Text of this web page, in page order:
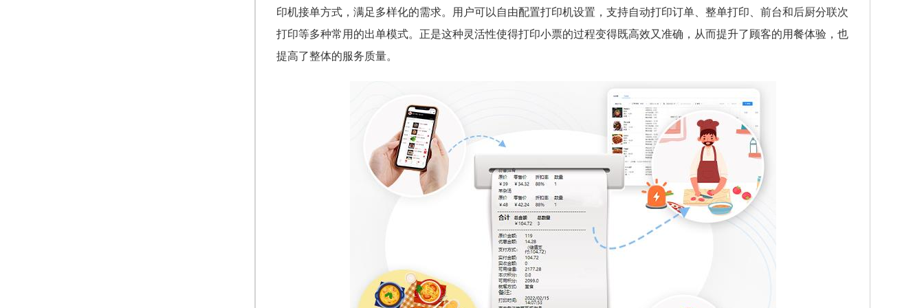
印机接单方式，满足多样化的需求。用户可以自由配置打印机设置，支持自动打印订单、整单打印、前台和后厨分联次
打印等多种常用的出单模式。 正是这种灵活性使得打印小票的过程变得既高效又准确，从而提升了顾客的用餐体验，也
提高了整体的服务质量。